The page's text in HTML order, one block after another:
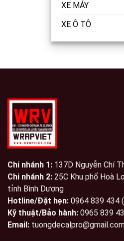
XE MÁY
XE Ô TÔ
Chi nhánh 1: 137D Nguyễn Chí
Chi nhánh 2: 25C Khu phố Hoà
tỉnh Bình Dương
Hotline/Đặt hẹn: 0964 839 434
Kỹ thuật/Bảo hành: 0965 839
Email: